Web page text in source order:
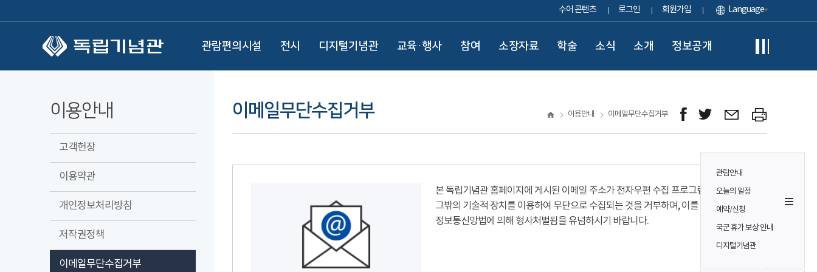
수어 콘텐츠 로그인 회원가입 Language
관람편의시설 전시 디지털기념관 교육·행사 참여 소장자료 학술 소식 소개 정보공개
관람안내
오늘의 일정
예약/신청
국군 휴가 보상 안내
디지털기념관
이용안내
고객헌장
이용약관
개인정보처리방침
저작권정책
이메일무단수집거부
이메일무단수집거부 이용안내 이메일무단수집거부
본 독립기념관 홈페이지에 게시된 이메일 주소가 전자우편 수집 프로그램이나
그밖의 기술적 장치를 이용하여 무단으로 수집되는 것을 거부하며, 이를 위반시
정보통신망법에 의해 형사처벌됨을 유념하시기 바랍니다.